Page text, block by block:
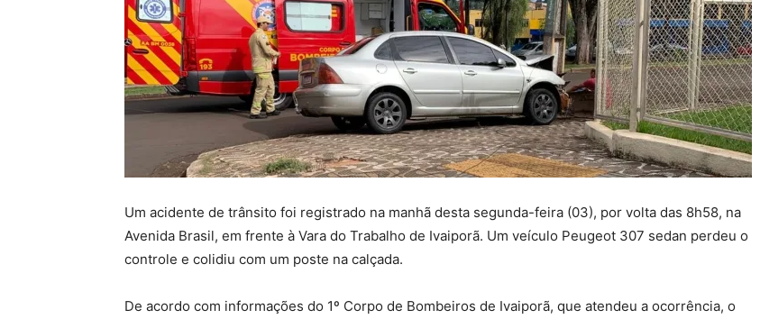
Um acidente de trânsito foi registrado na manhã desta segunda-feira (03), por volta das 8h58, na
Avenida Brasil, em frente à Vara do Trabalho de Ivaiporã. Um veículo Peugeot 307 sedan perdeu o
controle e colidiu com um poste na calçada.
De acordo com informações do 1º Corpo de Bombeiros de Ivaiporã, que atendeu a ocorrência, o